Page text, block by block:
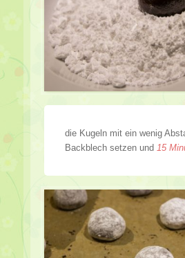
die Kugeln mit ein wenig
Backblech setzen und 15